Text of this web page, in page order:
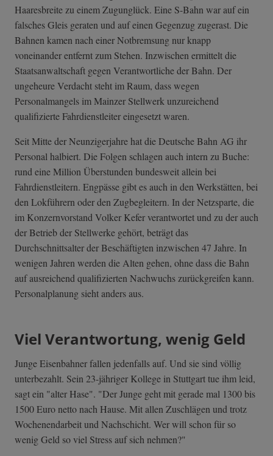
Haaresbreite zu einem Zugunglück. Eine S-Bahn war auf ein
falsches Gleis geraten und auf einen Gegenzug zugerast. Die
Bahnen kamen nach einer Notbremsung nur knapp
voneinander entfernt zum Stehen. Inzwischen ermittelt die
Staatsanwaltschaft gegen Verantwortliche der Bahn. Der
ungeheure Verdacht steht im Raum, dass wegen
Personalmangels im Mainzer Stellwerk unzureichend
qualifizierte Fahrdienstleiter eingesetzt waren.
Seit Mitte der Neunzigerjahre hat die Deutsche Bahn AG ihr
Personal halbiert. Die Folgen schlagen auch intern zu Buche:
rund eine Million Überstunden bundesweit allein bei
Fahrdienstleitern. Engpässe gibt es auch in den Werkstätten, bei
den Lokführern oder den Zugbegleitern. In der Netzsparte, die
im Konzernvorstand Volker Kefer verantwortet und zu der auch
der Betrieb der Stellwerke gehört, beträgt das
Durchschnittsalter der Beschäftigten inzwischen 47 Jahre. In
wenigen Jahren werden die Alten gehen, ohne dass die Bahn
auf ausreichend qualifizierten Nachwuchs zurückgreifen kann.
Personalplanung sieht anders aus.
Viel Verantwortung, wenig Geld
Junge Eisenbahner fallen jedenfalls auf. Und sie sind völlig
unterbezahlt. Sein 23-jähriger Kollege in Stuttgart tue ihm leid,
sagt ein "alter Hase". "Der Junge geht mit gerade mal 1300 bis
1500 Euro netto nach Hause. Mit allen Zuschlägen und trotz
Wochenendarbeit und Nachschicht. Wer will schon für so
wenig Geld so viel Stress auf sich nehmen?"